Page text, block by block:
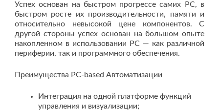
Успех основан на быстром прогрессе самих PC, в
быстром росте их производительности, памяти и
относительно невысокой цене компонентов. С
другой стороны успех основан на большом опыте
накопленном в использовании PС — как различной
периферии, так и программного обеспечения.
Преимущества PC-based Автоматизации
Интеграция на одной платформе функций
управления и визуализации;